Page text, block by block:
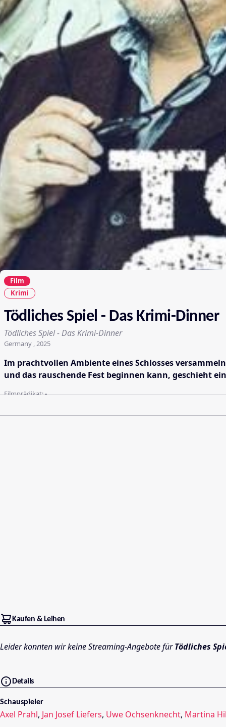
Film
Krimi
Tödliches Spiel - Das Krimi-Dinner
Tödliches Spiel - Das Krimi-Dinner
Germany , 2025
Im prachtvollen Ambiente eines Schlosses
und das rauschende Fest beginnen kann, geschieht
Filmprädikat:-
Kaufen & Leihen
Leider konnten wir keine Streaming-Angebote fürTödliches
Details
Schauspieler
Axel Prahl, Jan Josef Liefers, Uwe Ochsenknecht, Martina